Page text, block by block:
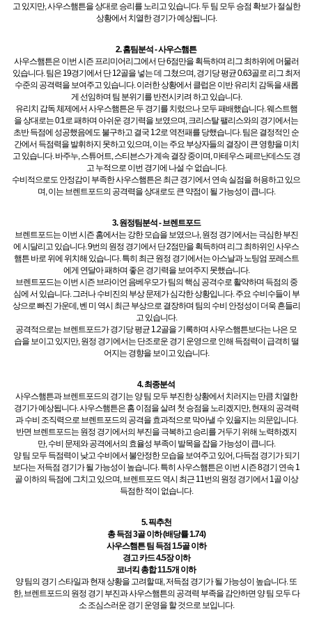
고 있지만, 사우스햄튼을 상대로 승리를 노리고 있습니다. 두 팀 모두 승점 확보가 절실한
상황에서 치열한 경기가 예상됩니다.
2. 홈팀분석 - 사우스햄튼
사우스햄튼은 이번 시즌 프리미어리그에서 단 6점만을 획득하며 리그 최하위에 머물러
있습니다. 팀은 19경기에서 단 12골을 넣는 데 그쳤으며, 경기당 평균 0.63골로 리그 최저
수준의 공격력을 보여주고 있습니다. 이러한 상황에서 클럽은 이반 유리치 감독을 새롭
게 선임하며 팀 분위기를 반전시키려 하고 있습니다.
유리치 감독 체제에서 사우스햄튼은 두 경기를 치렀으나 모두 패배했습니다. 웨스트햄
을 상대로는 0:1로 패하며 아쉬운 경기력을 보였으며, 크리스탈 팰리스와의 경기에서는
초반 득점에 성공했음에도 불구하고 결국 1:2로 역전패를 당했습니다. 팀은 결정적인 순
간에서 득점력을 발휘하지 못하고 있으며, 이는 주요 부상자들의 결장이 큰 영향을 미치
고 있습니다. 바주누, 스튜어트, 스티븐스가 계속 결장 중이며, 마테우스 페르난데스도 경
고 누적으로 이번 경기에 나설 수 없습니다.
수비적으로도 안정감이 부족한 사우스햄튼은 최근 경기에서 연속 실점을 허용하고 있으
며, 이는 브렌트포드의 공격력을 상대로도 큰 약점이 될 가능성이 큽니다.
3. 원정팀분석 - 브렌트포드
브렌트포드는 이번 시즌 홈에서는 강한 모습을 보였으나, 원정 경기에서는 극심한 부진
에 시달리고 있습니다. 9번의 원정 경기에서 단 2점만을 획득하며 리그 최하위인 사우스
햄튼 바로 위에 위치해 있습니다. 특히 최근 원정 경기에서는 아스날과 노팅엄 포레스트
에게 연달아 패하며 좋은 경기력을 보여주지 못했습니다.
브렌트포드는 이번 시즌 브라이언 음베우모가 팀의 핵심 공격수로 활약하며 득점의 중
심에 서 있습니다. 그러나 수비진의 부상 문제가 심각한 상황입니다. 주요 수비수들이 부
상으로 빠진 가운데, 벤 미 역시 최근 부상으로 결장하며 팀의 수비 안정성이 더욱 흔들리
고 있습니다.
공격적으로는 브렌트포드가 경기당 평균 1.2골을 기록하며 사우스햄튼보다는 나은 모
습을 보이고 있지만, 원정 경기에서는 단조로운 경기 운영으로 인해 득점력이 급격히 떨
어지는 경향을 보이고 있습니다.
4. 최종분석
사우스햄튼과 브렌트포드의 경기는 양 팀 모두 부진한 상황에서 치러지는 만큼 치열한
경기가 예상됩니다. 사우스햄튼은 홈 이점을 살려 첫 승점을 노리겠지만, 현재의 공격력
과 수비 조직력으로 브렌트포드의 공격을 효과적으로 막아낼 수 있을지는 의문입니다.
반면 브렌트포드는 원정 경기에서의 부진을 극복하고 승리를 거두기 위해 노력하겠지
만, 수비 문제와 공격에서의 효율성 부족이 발목을 잡을 가능성이 큽니다.
양 팀 모두 득점력이 낮고 수비에서 불안정한 모습을 보여주고 있어, 다득점 경기가 되기
보다는 저득점 경기가 될 가능성이 높습니다. 특히 사우스햄튼은 이번 시즌 8경기 연속 1
골 이하의 득점에 그치고 있으며, 브렌트포드 역시 최근 11번의 원정 경기에서 1골 이상
득점한 적이 없습니다.
5. 픽추천
총 득점 3골 이하 (배당률 1.74)
사우스햄튼 팀 득점 1.5골 이하
경고 카드 4.5장 이하
코너킥 총합 11.5개 이하
양 팀의 경기 스타일과 현재 상황을 고려할 때, 저득점 경기가 될 가능성이 높습니다. 또
한, 브렌트포드의 원정 경기 부진과 사우스햄튼의 공격력 부족을 감안하면 양 팀 모두 다
소 조심스러운 경기 운영을 할 것으로 보입니다.